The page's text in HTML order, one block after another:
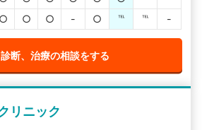
○ ○ ○ - ○ ℡ ℡ -
診断、治療の相談をする
リニック